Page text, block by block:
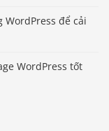
để cải
WordPress tốt